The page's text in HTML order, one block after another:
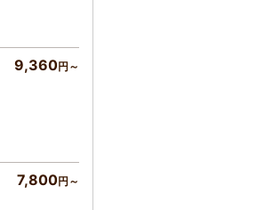
9,360円～
7,800円～